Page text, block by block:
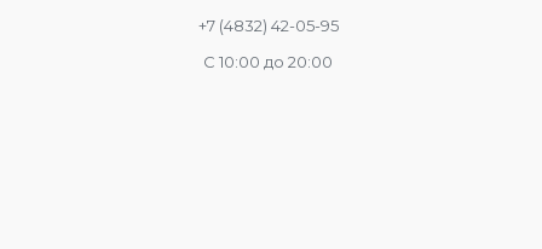
+7 (4832) 42-05-95
С 10:00 до 20:00